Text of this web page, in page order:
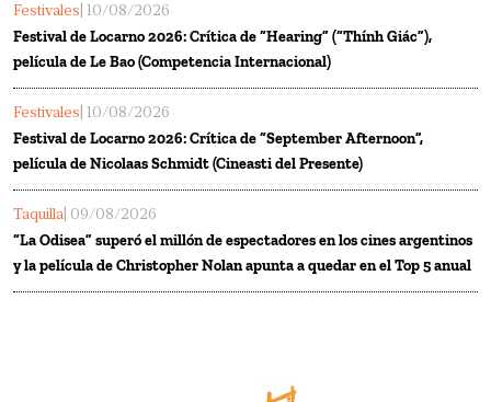
Festivales | 10/08/2026
Festival de Locarno 2026: Crítica de “Hearing” (“Thính Giác”),
película de Le Bao (Competencia Internacional)
Festivales | 10/08/2026
Festival de Locarno 2026: Crítica de “September Afternoon”,
película de Nicolaas Schmidt (Cineasti del Presente)
Taquilla | 09/08/2026
“La Odisea” superó el millón de espectadores en los cines argentinos
y la película de Christopher Nolan apunta a quedar en el Top 5 anual